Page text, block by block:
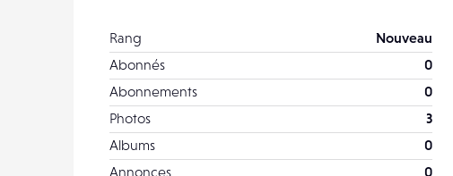
Rang
Nouveau
Abonnés
0
Abonnements
0
Photos
3
Albums
0
Annonces
0